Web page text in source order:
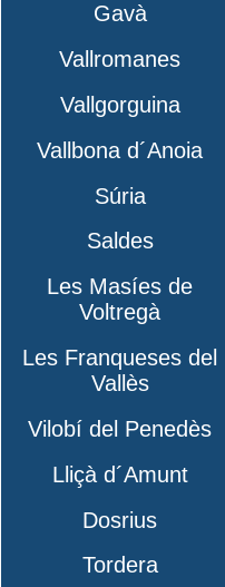
Gavà
Vallromanes
Vallgorguina
Vallbona d´Anoia
Súria
Saldes
Les Masíes de
Voltregà
Les Franqueses del
Vallès
Vilobí del Penedès
Lliçà d´Amunt
Dosrius
Tordera